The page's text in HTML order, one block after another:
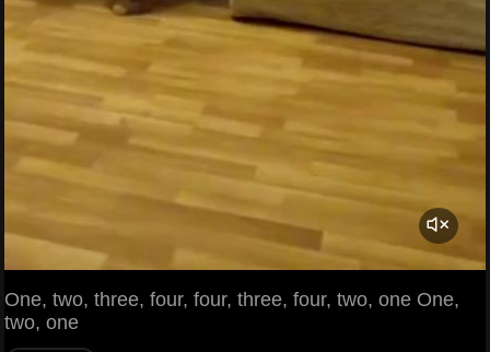
One, two, three, four, four, three, four, two, one One,
two, one